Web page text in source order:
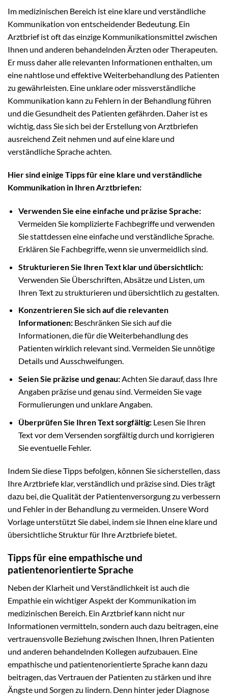
Im medizinischen Bereich ist eine klare und verständliche
Kommunikation von entscheidender Bedeutung. Ein
Arztbrief ist oft das einzige Kommunikationsmittel zwischen
Ihnen und anderen behandelnden Ärzten oder Therapeuten.
Er muss daher alle relevanten Informationen enthalten, um
eine nahtlose und effektive Weiterbehandlung des Patienten
zu gewährleisten. Eine unklare oder missverständliche
Kommunikation kann zu Fehlern in der Behandlung führen
und die Gesundheit des Patienten gefährden. Daher ist es
wichtig, dass Sie sich bei der Erstellung von Arztbriefen
ausreichend Zeit nehmen und auf eine klare und
verständliche Sprache achten.
Hier sind einige Tipps für eine klare und verständliche
Kommunikation in Ihren Arztbriefen:
Verwenden Sie eine einfache und präzise Sprache:
Vermeiden Sie komplizierte Fachbegriffe und verwenden
Sie stattdessen eine einfache und verständliche Sprache.
Erklären Sie Fachbegriffe, wenn sie unvermeidlich sind.
Strukturieren Sie Ihren Text klar und übersichtlich:
Verwenden Sie Überschriften, Absätze und Listen, um
Ihren Text zu strukturieren und übersichtlich zu gestalten.
Konzentrieren Sie sich auf die relevanten
Informationen:Beschränken Sie sich auf die
Informationen, die für die Weiterbehandlung des
Patienten wirklich relevant sind. Vermeiden Sie unnötige
Details und Ausschweifungen.
Seien Sie präzise und genau:Achten Sie darauf, dass Ihre
Angaben präzise und genau sind. Vermeiden Sie vage
Formulierungen und unklare Angaben.
Überprüfen Sie Ihren Text sorgfältig:Lesen Sie Ihren
Text vor dem Versenden sorgfältig durch und korrigieren
Sie eventuelle Fehler.
Indem Sie diese Tipps befolgen, können Sie sicherstellen, dass
Ihre Arztbriefe klar, verständlich und präzise sind. Dies trägt
dazu bei, die Qualität der Patientenversorgung zu verbessern
und Fehler in der Behandlung zu vermeiden. Unsere Word
Vorlage unterstützt Sie dabei, indem sie Ihnen eine klare und
übersichtliche Struktur für Ihre Arztbriefe bietet.
Tipps für eine empathische und
patientenorientierte Sprache
Neben der Klarheit und Verständlichkeit ist auch die
Empathie ein wichtiger Aspekt der Kommunikation im
medizinischen Bereich. Ein Arztbrief kann nicht nur
Informationen vermitteln, sondern auch dazu beitragen, eine
vertrauensvolle Beziehung zwischen Ihnen, Ihren Patienten
und anderen behandelnden Kollegen aufzubauen. Eine
empathische und patientenorientierte Sprache kann dazu
beitragen, das Vertrauen der Patienten zu stärken und ihre
Ängste und Sorgen zu lindern. Denn hinter jeder Diagnose